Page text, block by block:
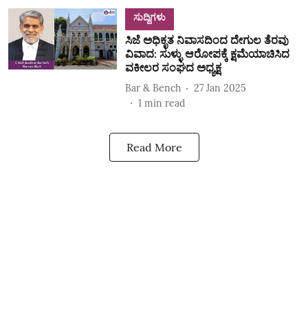
ಸುದ್ದಿಗಳು
ಸಿಜೆ ಅಧಿಕೃತ ನಿವಾಸದಿಂದ ದೇಗುಲ ತೆರವು
ವಿವಾದ: ಸುಳ್ಳು ಆರೋಪಕ್ಕೆ ಕ್ಷಮೆಯಾಚಿಸಿದ
ವಕೀಲರ ಸಂಘದ ಅಧ್ಯಕ್ಷ
Bar & Bench
27 Jan 2025
1 min read
Read More